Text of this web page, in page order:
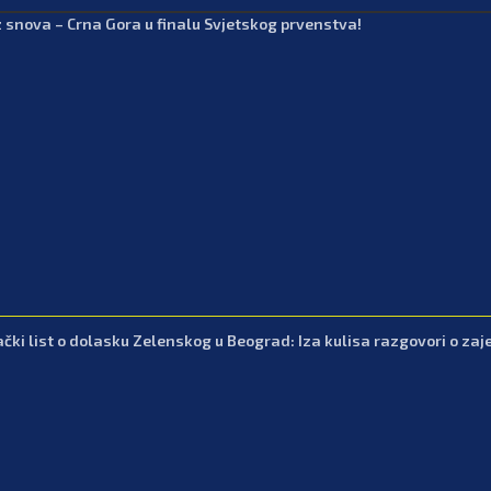
snova – Crna Gora u finalu Svjetskog prvenstva!
list o dolasku Zelenskog u Beograd: Iza kulisa razgovori o